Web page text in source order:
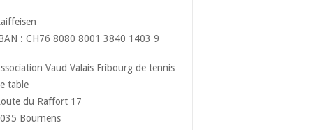
: CH76 8080 8001 3840 1403 9
Vaud Valais Fribourg de tennis
table
du Raffort 17
Bournens